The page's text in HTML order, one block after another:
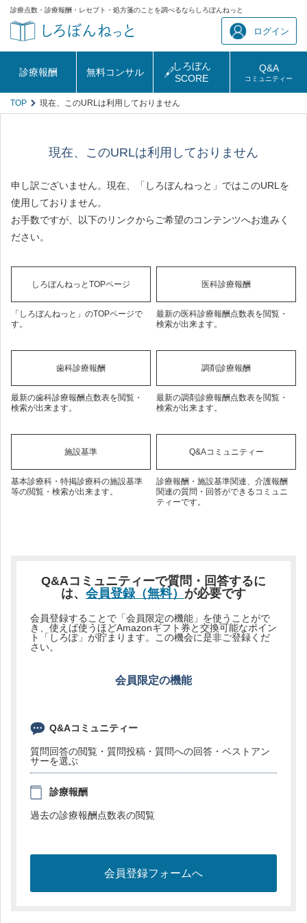
診療点数・診療報酬・レセプト・処方箋のことを調べるならしろぼんねっと
ログイン
診療報酬 無料コンサル
しろぼん
SCORE
Q&A
コミュニティー
TOP 現在、このURLは利用しておりません
現在、このURLは利用しておりません
申し訳ございません。現在、「しろぼんねっと」ではこのURLを
使用しておりません。
お手数ですが、以下のリンクからご希望のコンテンツへお進みく
ださい。
しろぼんねっとTOPページ
「しろぼんねっと」のTOPページで
す。
医科診療報酬
最新の医科診療報酬点数表を閲覧・
検索が出来ます。
歯科診療報酬
最新の歯科診療報酬点数表を閲覧・
検索が出来ます。
調剤診療報酬
最新の調剤診療報酬点数表を閲覧・
検索が出来ます。
施設基準
基本診療科・特掲診療科の施設基準
等の閲覧・検索が出来ます。
Q&Aコミュニティー
診療報酬・施設基準関連、介護報酬
関連の質問・回答ができるコミュニ
ティーです。
Q&Aコミュニティーで質問・回答するに
は、 会員登録（無料） が必要です
会員登録することで「会員限定の機能」を使うことがで
き、使えば使うほどAmazonギフト券と交換可能なポイン
ト「しろぽ」が貯まります。この機会に是非ご登録くだ
さい。
会員限定の機能
Q&Aコミュニティー
質問回答の閲覧・質問投稿・質問への回答・ベストアン
サーを選ぶ
診療報酬
過去の診療報酬点数表の閲覧
会員登録フォームへ